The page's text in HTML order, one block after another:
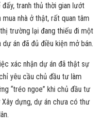
tranh thủ thời gian lướt
nhà ở thật, rất quan tâm
trường lại đang thiếu đi một
án đã đủ điều kiện mở bán.
xác nhận dự án đã thật sự
yêu cầu chủ đầu tư làm
“tréo ngoe” khi chủ đầu tư
dựng, dự án chưa có thư